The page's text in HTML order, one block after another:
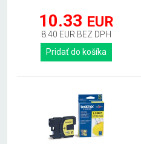
10.33 EUR
8.40 EUR BEZ DPH
Pridať do košíka